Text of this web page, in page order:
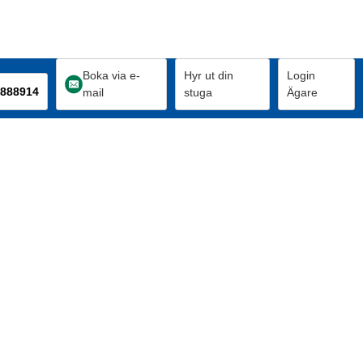
Boka via e-
mail
Hyr ut din
stuga
Login
Ägare